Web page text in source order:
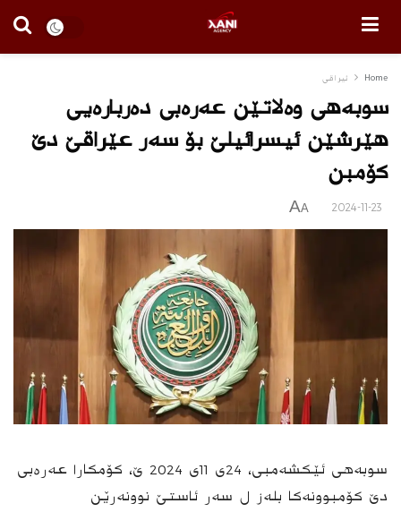
Home ئیراقی
سوبەهی وه‌لاتێن عەرەبی ده‌ربارەیی
هێرشێن ئیسرائیلێ بۆ سەر عێراقێ دێ
كۆمبن
2024-11-23
A
A
سوبەهی ئێكشەمبی، 24ی 11ی 2024 ێ، كۆمكارا عەرەبی
دێ كۆمبوونەكا بله‌ز ل سەر ئاستێ نوونەرێن